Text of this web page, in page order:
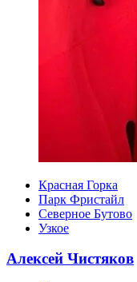
Красная Горка
Парк Фристайл
Северное Бутово
Узкое
Алексей Чистяков